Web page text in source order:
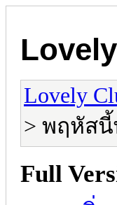
Lovely
> พฤหัส
Full